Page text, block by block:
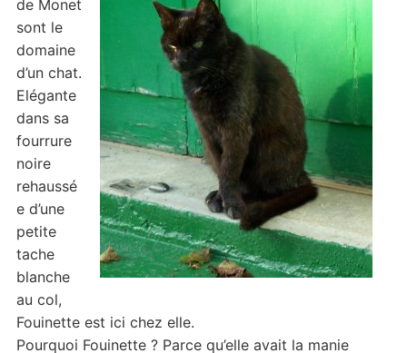
de Monet
sont le
domaine
d’un chat.
Elégante
dans sa
fourrure
noire
rehaussé
e d’une
petite
tache
blanche
au col,
Fouinette est ici chez elle.
Pourquoi Fouinette ? Parce qu’elle avait la manie